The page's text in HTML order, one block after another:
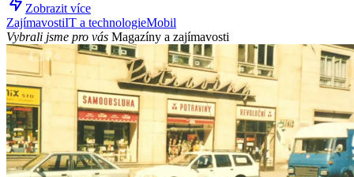
Zobrazit více
ZajímavostiIT a technologieMobil
Vybrali jsme pro vás Magazíny a zajímavosti